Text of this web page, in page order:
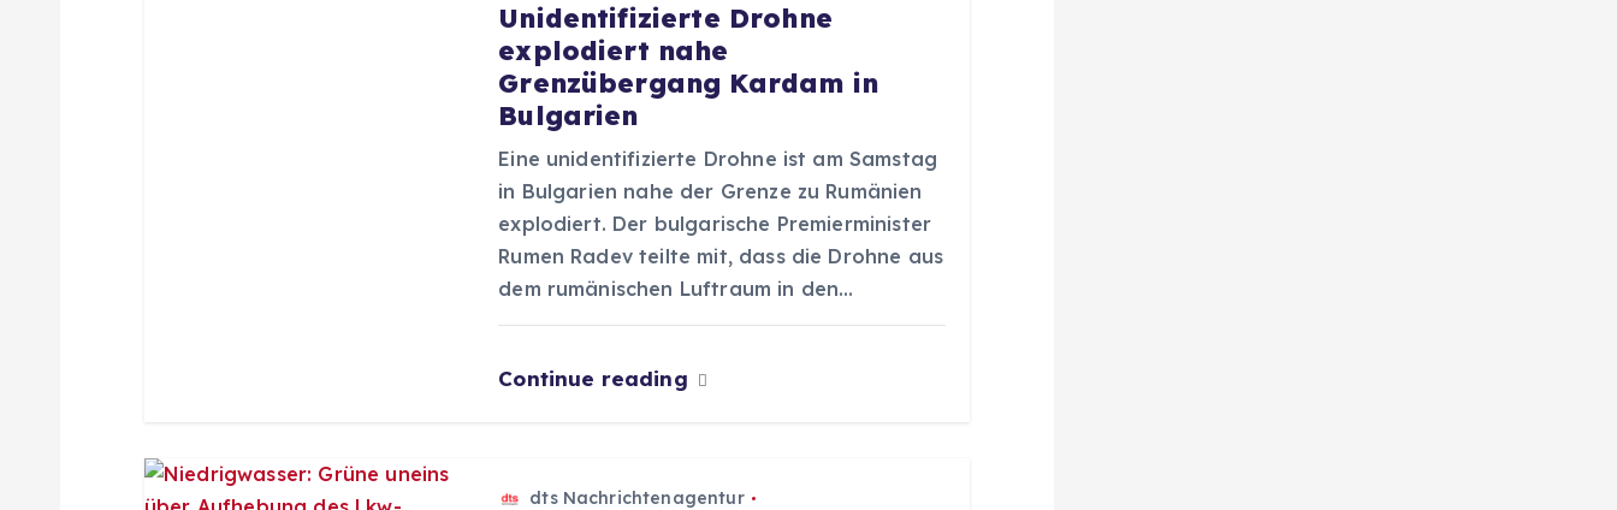
Unidentifizierte Drohne
explodiert nahe
Grenzübergang Kardam in
Bulgarien
Eine unidentifizierte Drohne ist am Samstag
in Bulgarien nahe der Grenze zu Rumänien
explodiert. Der bulgarische Premierminister
Rumen Radev teilte mit, dass die Drohne aus
dem rumänischen Luftraum in den…
Continue reading
dts Nachrichtenagentur